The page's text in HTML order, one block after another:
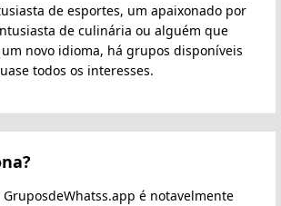
de esportes, um apaixonado por
de culinária ou alguém que
novo idioma, há grupos disponíveis
todos os interesses.
é notavelmente